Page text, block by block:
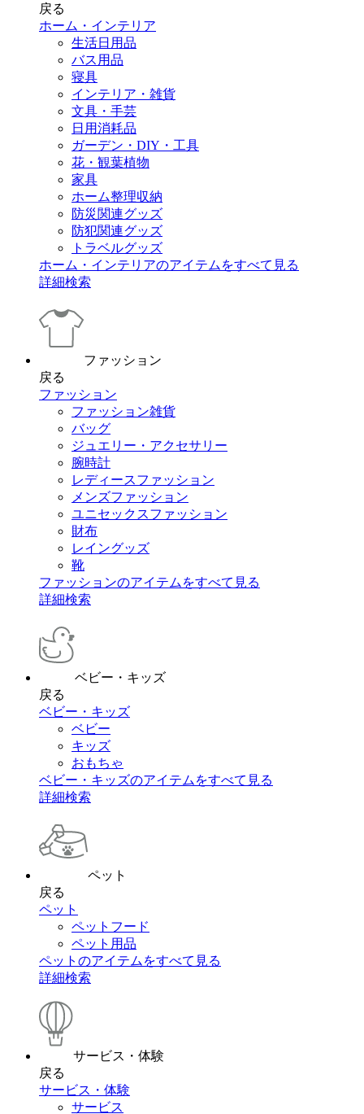
戻る
ホーム・インテリア
生活日用品
バス用品
寝具
インテリア・雑貨
文具・手芸
日用消耗品
ガーデン・DIY・工具
花・観葉植物
家具
ホーム整理収納
防災関連グッズ
防犯関連グッズ
トラベルグッズ
ホーム・インテリアのアイテムをすべて見る
詳細検索
ファッション
戻る
ファッション
ファッション雑貨
バッグ
ジュエリー・アクセサリー
腕時計
レディースファッション
メンズファッション
ユニセックスファッション
財布
レイングッズ
靴
ファッションのアイテムをすべて見る
詳細検索
ベビー・キッズ
戻る
ベビー・キッズ
ベビー
キッズ
おもちゃ
ベビー・キッズのアイテムをすべて見る
詳細検索
ペット
戻る
ペット
ペットフード
ペット用品
ペットのアイテムをすべて見る
詳細検索
サービス・体験
戻る
サービス・体験
サービス